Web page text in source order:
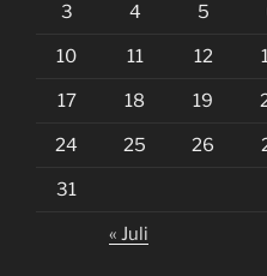
3 4 5
10 11 12
17 18 19
24 25 26
31
« Juli